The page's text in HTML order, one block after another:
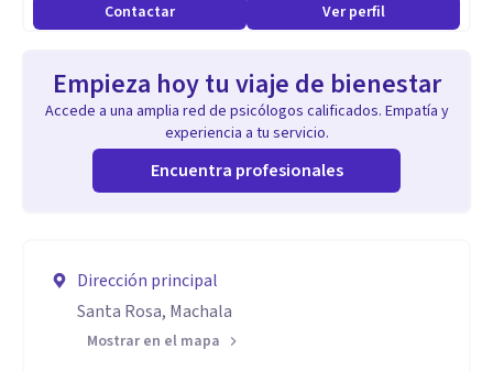
Contactar Ver perfil
Empieza hoy tu viaje de bienestar
Accede a una amplia red de psicólogos calificados. Empatía y
experiencia a tu servicio.
Encuentra profesionales
Dirección principal
Santa Rosa, Machala
Mostrar en el mapa